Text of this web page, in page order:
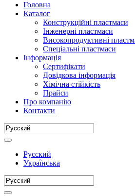
Головна
Каталог
Конструкційні пластмаси
Інженерні пластмаси
Високопродуктивні
Спеціальні пластмаси
Інформація
Сертифікати
Довідкова інформація
Хімічна стійкість
Прайси
Про компанію
Контакти
Русский
Украї́нська